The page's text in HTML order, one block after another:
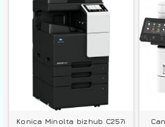
Konica Minolta bizhub C257i